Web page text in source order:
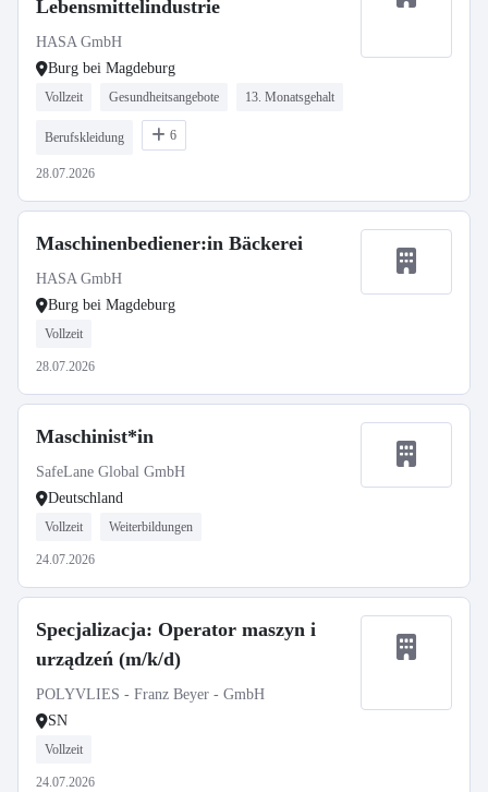
Lebensmittelindustrie
HASA GmbH
Burg bei Magdeburg
Vollzeit Gesundheitsangebote 13. Monatsgehalt
Berufskleidung 6
28.07.2026
Maschinenbediener:in Bäckerei
HASA GmbH
Burg bei Magdeburg
Vollzeit
28.07.2026
Maschinist*in
SafeLane Global GmbH
Deutschland
Vollzeit Weiterbildungen
24.07.2026
Specjalizacja: Operator maszyn i
urządzeń (m/k/d)
POLYVLIES - Franz Beyer - GmbH
SN
Vollzeit
24.07.2026